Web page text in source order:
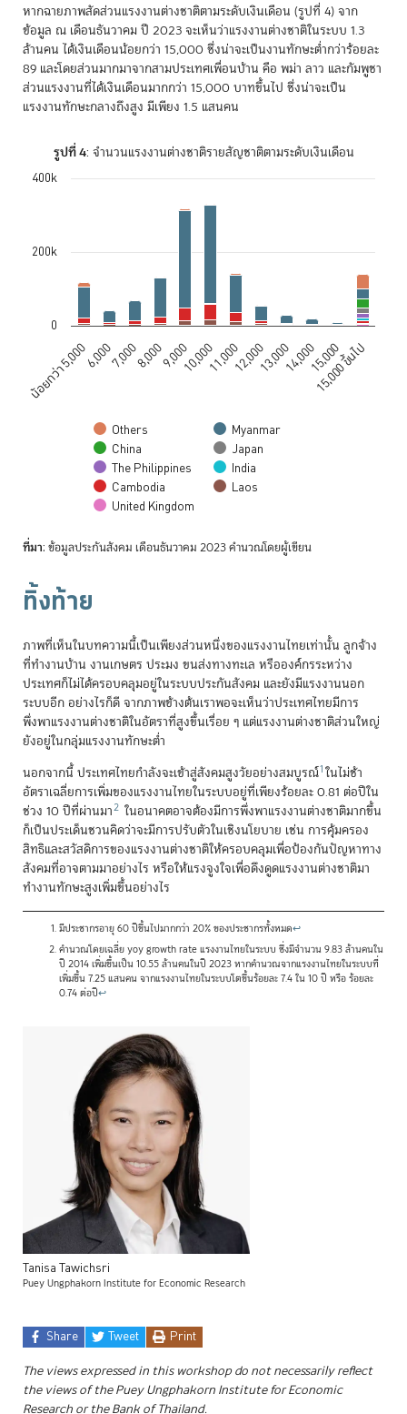
หากฉายภาพสัดส่วนแรงงานต่างชาติตามระดับเงินเดือน (รูปที่ 4) จาก
ข้อมูล ณ เดือนธันวาคม ปี 2023 จะเห็นว่าแรงงานต่างชาติในระบบ 1.3
ล้านคน ได้เงินเดือนน้อยกว่า 15,000 ซึ่งน่าจะเป็นงานทักษะต่ำกว่าร้อยละ
89 และโดยส่วนมากมาจากสามประเทศเพื่อนบ้าน คือ พม่า ลาว และกัมพูชา
ส่วนแรงงานที่ได้เงินเดือนมากกว่า 15,000 บาทขึ้นไป ซึ่งน่าจะเป็น
แรงงานทักษะกลางถึงสูง มีเพียง 1.5 แสนคน
รูปที่ 4: จำนวนแรงงานต่างชาติรายสัญชาติตามระดับเงินเดือน
Chart
The chart has 1 Y axis displaying values. Data ranges from 0 to
Others
Myanmar
China
Japan
The Philippines
India
Cambodia
Laos
United Kingdom
น้อยกว่า 5,0006,0007,0008,0009,00010,00011,00012,00013,00014,00015,000
15,000 ขึ้นไป
0
200k
400k
End of interactive chart.
ที่มา: ข้อมูลประกันสังคม เดือนธันวาคม 2023 คำนวณโดยผู้เขียน
ทิ้งท้าย
ภาพที่เห็นในบทความนี้เป็นเพียงส่วนหนึ่งของแรงงานไทยเท่านั้น ลูกจ้าง
ที่ทำงานบ้าน งานเกษตร ประมง ขนส่งทางทะเล หรือองค์กรระหว่าง
ประเทศก็ไม่ได้ครอบคลุมอยู่ในระบบประกันสังคม และยังมีแรงงานนอก
ระบบอีก อย่างไรก็ดี จากภาพข้างต้นเราพอจะเห็นว่าประเทศไทยมีการ
พึ่งพาแรงงานต่างชาติในอัตราที่สูงขึ้นเรื่อย ๆ แต่แรงงานต่างชาติส่วนใหญ่
ยังอยู่ในกลุ่มแรงงานทักษะต่ำ
นอกจากนี้ ประเทศไทยกำลังจะเข้าสู่สังคมสูงวัยอย่างสมบูรณ์1ในไม่ช้า
อัตราเฉลี่ยการเพิ่มของแรงงานไทยในระบบอยู่ที่เพียงร้อยละ 0.81 ต่อปีใน
ช่วง 10 ปีที่ผ่านมา2 ในอนาคตอาจต้องมีการพึ่งพาแรงงานต่างชาติมากขึ้น
ก็เป็นประเด็นชวนคิดว่าจะมีการปรับตัวในเชิงนโยบาย เช่น การคุ้มครอง
สิทธิและสวัสดิการของแรงงานต่างชาติให้ครอบคลุมเพื่อป้องกันปัญหาทาง
สังคมที่อาจตามมาอย่างไร หรือให้แรงจูงใจเพื่อดึงดูดแรงงานต่างชาติมา
ทำงานทักษะสูงเพิ่มขึ้นอย่างไร
มีประชากรอายุ 60 ปีขึ้นไปมากกว่า 20% ของประชากรทั้งหมด↩
คำนวณโดยเฉลี่ย yoy growth rate แรงงานไทยในระบบ ซึ่งมีจำนวน 9.83 ล้านคนใน
ปี 2014 เพิ่มขึ้นเป็น 10.55 ล้านคนในปี 2023 หากคำนวณจากแรงงานไทยในระบบที่
เพิ่มขึ้น 7.25 แสนคน จากแรงงานไทยในระบบโตขึ้นร้อยละ 7.4 ใน 10 ปี หรือ ร้อยละ
0.74 ต่อปี↩
Tanisa Tawichsri
Puey Ungphakorn Institute for Economic Research
Share Tweet Print
The views expressed in this workshop do not necessarily reflect
the views of the Puey Ungphakorn Institute for Economic
Research or the Bank of Thailand.